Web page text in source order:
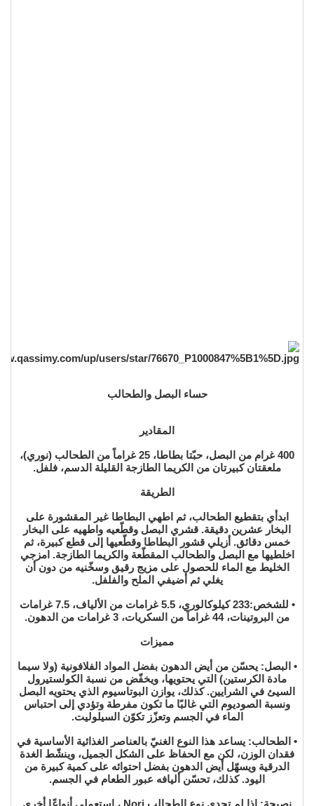
حساء البصل والطحالب
المقادير
400 غرام من البصل، حبّتا بطاطا، 25 غراماً من الطحالب (نوري)،
ملعقتان كبيرتان من الكريما الطازجة القليلة الدسم، فلفل.
الطريقة
ابدأي بتقطيع الطحالب، ثم اطهي البطاطا غير المقشورة على
البخار عشرين دقيقة. قشري البصل وقطّعيه واطهيه على البخار
خمس دقائق. أزيلي قشور البطاطا وقطّعيها إلى قطع كبيرة، ثم
اخلطيها مع البصل والطحالب المقطّعة والكريما الطازجة. امزجي
الخليط مع الماء للحصول على مزيج رقيق وسخّنيه من دون أن
يغلي ثم أضيفي الملح والفلفل.
• للشخص:233 كيلوكالوري، 5.5 غرامات من الألياف، 7.5 غرامات
من البروتينات، 44 غراماً من السكريات، 3 غرامات من الدهون.
مميزات
• البصل: يحسّن من أيض الدهون بفضل المواد الفلافونية (ولا سيما
مادة الكرستين) التي يحتويها، ويخفّض من نسبة الكولستيرول
السيئ في الشرايين. كذلك، يوازن البوتاسيوم الذي يحتويه البصل
ونسبة الصوديوم التي غالبًا ما تكون مفرطة وتؤدي إلى احتباس
الماء في الجسم وتعزّز تكوّن السيلوليت.
• الطحالب: يساعد هذا النوع الغنيّ بالعناصر الغذائية الأساسية في
فقدان الوزن، لكن مع الحفاظ على الشكل الجميل، وينشّط الغدة
الدرقية ويسهّل أيض الدهون بفضل احتوائه على كمية كبيرة من
اليود. كذلك، تحسّن أليافه عبور الطعام في الجسم.
نصيحة: إذا لم تجدي نوع الطحالب Nori ، استعملي أنواعًا أخرى